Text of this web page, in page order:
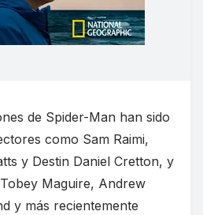
de Spider-Man han sido
como Sam Raimi,
y Destin Daniel Cretton, y
Maguire, Andrew
y más recientemente